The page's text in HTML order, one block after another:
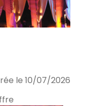
le 10/07/2026